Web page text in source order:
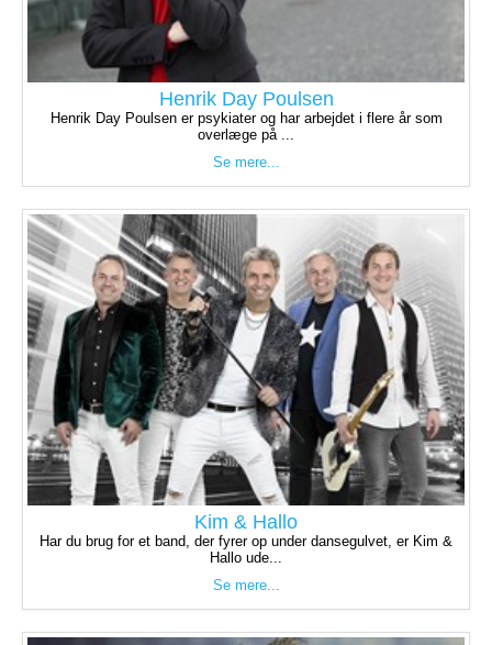
Henrik Day Poulsen
Henrik Day Poulsen er psykiater og har arbejdet i flere år som
overlæge på ...
Se mere...
Kim & Hallo
Har du brug for et band, der fyrer op under dansegulvet, er Kim &
Hallo ude...
Se mere...